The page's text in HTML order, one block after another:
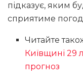
підказує, яким
сприятиме
Читайте
Київщині 29
прогноз